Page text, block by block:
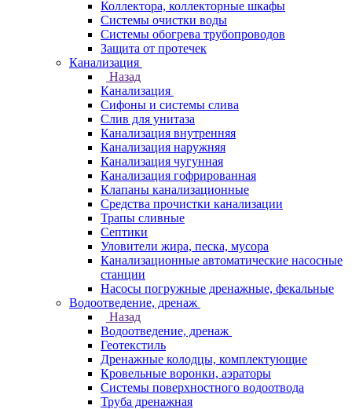
Коллектора, коллекторные шкафы
Системы очистки воды
Системы обогрева трубопроводов
Защита от протечек
Канализация
Назад
Канализация
Сифоны и системы слива
Слив для унитаза
Канализация внутренняя
Канализация наружняя
Канализация чугунная
Канализация гофрированная
Клапаны канализационные
Средства прочистки канализации
Трапы сливные
Септики
Уловители жира, песка, мусора
Канализационные автоматические насосные
станции
Насосы погружные дренажные, фекальные
Водоотведение, дренаж
Назад
Водоотведение, дренаж
Геотекстиль
Дренажные колодцы, комплектующие
Кровельные воронки, аэраторы
Системы поверхностного водоотвода
Труба дренажная